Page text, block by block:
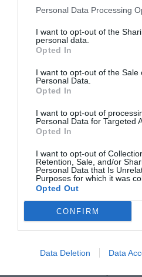
Personal Data Processing
I want to opt-out of the
personal data.
Opted In
I want to opt-out of the Sale
Personal Data.
Opted In
I want to opt-out of
Personal Data for Targeted
Opted In
I want to opt-out of
Retention, Sale, and/or
Personal Data that Is
Purposes for which it was
Opted Out
CONFIRM
Data Deletion Data
detalles de
éxito que ha
rural, a su
La
farmacia
Asistencial
La farmacia
ofreciendo